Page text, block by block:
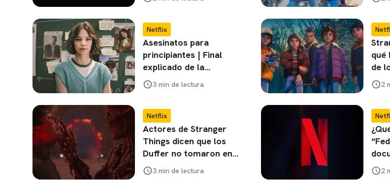
Netflix
Asesinatos para
principiantes | Final
explicado de la
temporada 2
3 min de lectura
Netflix
Actores de Stranger
Things dicen que los
Duffer no tomaron en
cuenta sus ideas
3 min de lectura
qué
de
2
2